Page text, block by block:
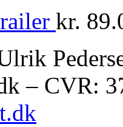
kr.
– CVR: